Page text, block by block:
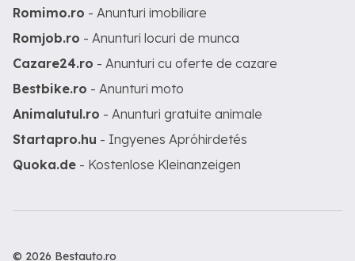
Romimo.ro - Anunturi imobiliare
Romjob.ro - Anunturi locuri de munca
Cazare24.ro - Anunturi cu oferte de cazare
Bestbike.ro - Anunturi moto
Animalutul.ro - Anunturi gratuite animale
Startapro.hu - Ingyenes Apróhirdetés
Quoka.de - Kostenlose Kleinanzeigen
© 2026 Bestauto.ro